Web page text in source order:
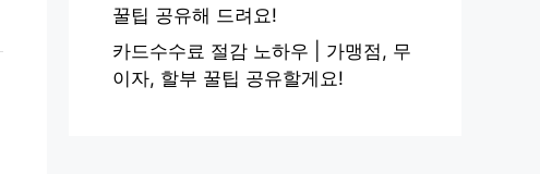
꿀팁 공유해 드려요!
카드수수료 절감 노하우 | 가맹점, 무
이자, 할부 꿀팁 공유할게요!